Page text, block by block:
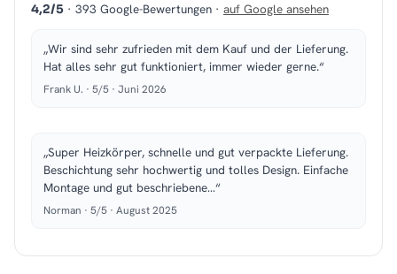
4,2/5 · 393 Google-Bewertungen · auf Google ansehen
„Wir sind sehr zufrieden mit dem Kauf und der Lieferung.
Hat alles sehr gut funktioniert, immer wieder gerne.“
Frank U. · 5/5 · Juni 2026
„Super Heizkörper, schnelle und gut verpackte Lieferung.
Beschichtung sehr hochwertig und tolles Design. Einfache
Montage und gut beschriebene…“
Norman · 5/5 · August 2025